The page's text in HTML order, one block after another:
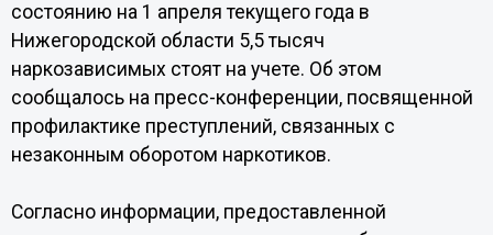
состоянию на 1 апреля текущего года в
Нижегородской области 5,5 тысяч
наркозависимых стоят на учете. Об этом
сообщалось на пресс-конференции, посвященной
профилактике преступлений, связанных с
незаконным оборотом наркотиков.
Согласно информации, предоставленной